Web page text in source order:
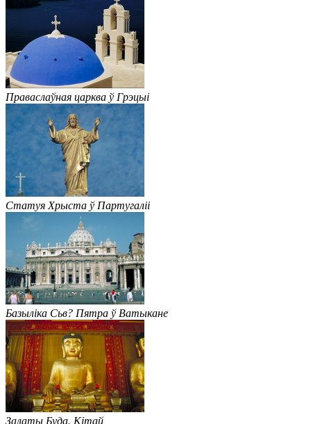
Праваслаўная царква ў Грэцыі
Статуя Хрыста ў Партугаліі
Базыліка Сьв? Пятра ў Ватыкане
Залаты Буда. Кітай